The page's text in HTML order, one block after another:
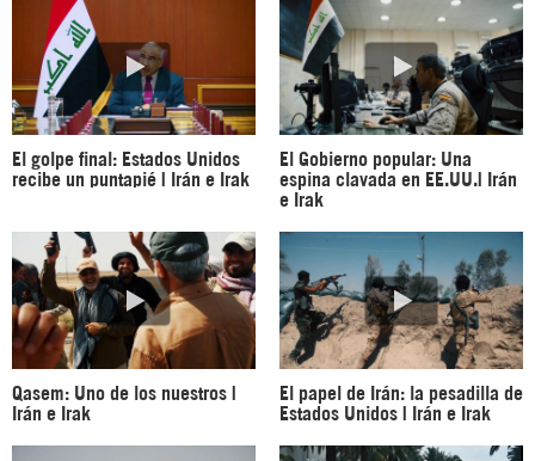
El golpe final: Estados Unidos
recibe un puntapié | Irán e Irak
El Gobierno popular: Una
espina clavada en EE.UU.| Irán
e Irak
Qasem: Uno de los nuestros |
Irán e Irak
El papel de Irán: la pesadilla de
Estados Unidos | Irán e Irak